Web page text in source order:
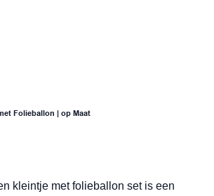
Folieballon | op Maat
kleintje met folieballon set is een